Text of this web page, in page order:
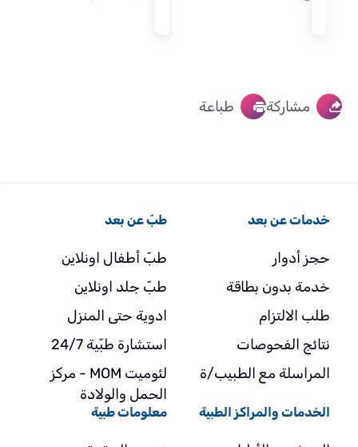
مشاركة طباعة
خدمات عن بعد
حجز أدوار
خدمة بدون بطاقة
طلب الالتزام
نتائج الفحوصات
المراسلة مع الطبيب/ة
طبّ عن بعد
طبّ أطفال اونلاين
طبّ جلد اونلاين
ادوية حتى المنزل
استشارة طبّية 24/7
لئوميت MOM - مركز
الحمل والولادة
الخدمات والمراكز الطبية معلومات طبية